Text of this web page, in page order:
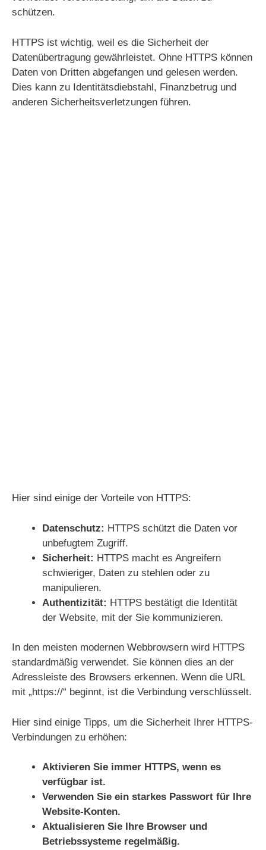
d
e
schützen.
HTTPS ist wichtig, weil es die Sicherheit der
Datenübertragung gewährleistet. Ohne HTTPS können
Daten von Dritten abgefangen und gelesen werden.
Dies kann zu Identitätsdiebstahl, Finanzbetrug und
anderen Sicherheitsverletzungen führen.
Hier sind einige der Vorteile von HTTPS:
Datenschutz: HTTPS schützt die Daten vor
unbefugtem Zugriff.
Sicherheit: HTTPS macht es Angreifern
schwieriger, Daten zu stehlen oder zu
manipulieren.
Authentizität: HTTPS bestätigt die Identität
der Website, mit der Sie kommunizieren.
In den meisten modernen Webbrowsern wird HTTPS
standardmäßig verwendet. Sie können dies an der
Adressleiste des Browsers erkennen. Wenn die URL
mit „https://“ beginnt, ist die Verbindung verschlüsselt.
Hier sind einige Tipps, um die Sicherheit Ihrer HTTPS-
Verbindungen zu erhöhen:
Aktivieren Sie immer HTTPS, wenn es
verfügbar ist.
Verwenden Sie ein starkes Passwort für Ihre
Website-Konten.
Aktualisieren Sie Ihre Browser und
Betriebssysteme regelmäßig.